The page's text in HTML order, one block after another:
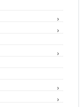
›
›
›
›
›